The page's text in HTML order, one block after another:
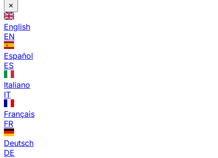
English
EN
Español
ES
Italiano
IT
Français
FR
Deutsch
DE